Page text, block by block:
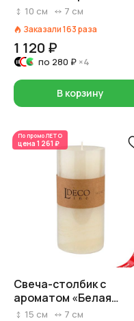
10 см 7 см
Заказали163раза
1 120 ₽
по 280 ₽ ×4
В корзину
По промоЛЕТО
цена 1 261 ₽
Свеча-столбик с
ароматом «Белая
орхидея» (80 часов),
15 см 7 см